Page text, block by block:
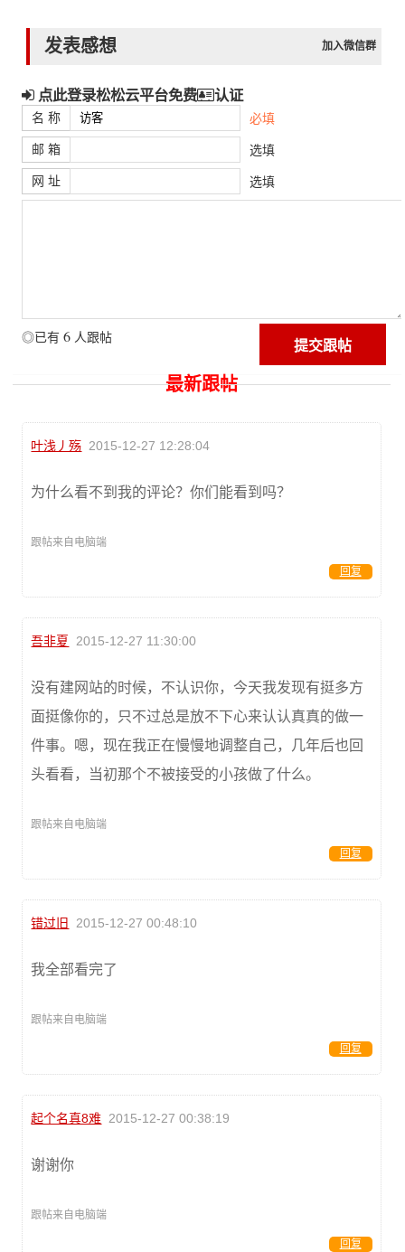
发表感想 加入微信群
点此登录松松云平台免费 认证
名 称 必填
邮 箱 选填
网 址 选填
◎已有 6 人跟帖
最新跟帖
叶浅丿殇 2015-12-27 12:28:04
为什么看不到我的评论？你们能看到吗？
跟帖来自电脑端
回复
吾非夏 2015-12-27 11:30:00
没有建网站的时候，不认识你，今天我发现有挺多方
面挺像你的，只不过总是放不下心来认认真真的做一
件事。嗯，现在我正在慢慢地调整自己，几年后也回
头看看，当初那个不被接受的小孩做了什么。
跟帖来自电脑端
回复
错过旧 2015-12-27 00:48:10
我全部看完了
跟帖来自电脑端
回复
起个名真8难 2015-12-27 00:38:19
谢谢你
跟帖来自电脑端
回复